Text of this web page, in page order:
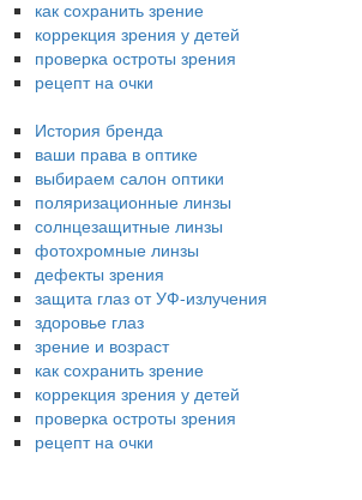
как сохранить зрение
коррекция зрения у детей
проверка остроты зрения
рецепт на очки
История бренда
ваши права в оптике
выбираем салон оптики
поляризационные линзы
солнцезащитные линзы
фотохромные линзы
дефекты зрения
защита глаз от УФ-излучения
здоровье глаз
зрение и возраст
как сохранить зрение
коррекция зрения у детей
проверка остроты зрения
рецепт на очки